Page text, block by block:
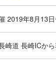
2019年8月13
崎道 長崎ICか